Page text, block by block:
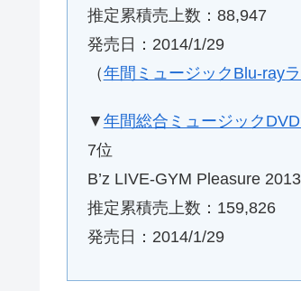
推定累積売上数：88,947
発売日：2014/1/29
（年間ミュージックBlu-ray
▼ 年間総合ミュージック
7位
B’z LIVE-GYM Pleasure
推定累積売上数：159,826
発売日：2014/1/29